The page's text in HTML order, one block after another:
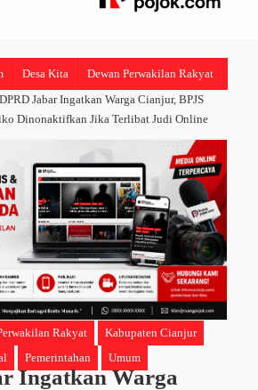
Desa Kita Dewan Perwakilan Rakyat
DPRD Jabar Ingatkan Warga Cianjur, BPJS
Dinonaktifkan Jika Terlibat Judi Online
Rakyat
Kabupaten Cianjur
Pemerintahan Umum
Ingatkan Warga